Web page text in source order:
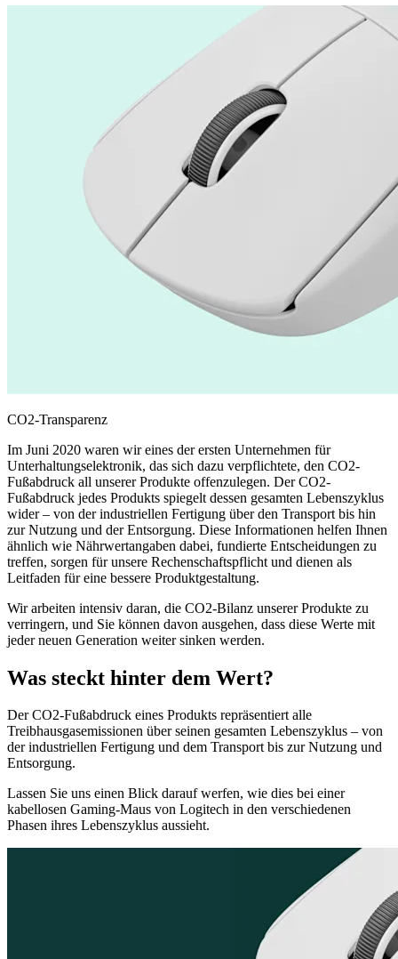
CO2-Transparenz
Im Juni 2020 waren wir eines der ersten Unternehmen für
Unterhaltungselektronik, das sich dazu verpflichtete, den CO2-
Fußabdruck all unserer Produkte offenzulegen. Der CO2-
Fußabdruck jedes Produkts spiegelt dessen gesamten Lebenszyklus
wider – von der industriellen Fertigung über den Transport bis hin
zur Nutzung und der Entsorgung. Diese Informationen helfen Ihnen
ähnlich wie Nährwertangaben dabei, fundierte Entscheidungen zu
treffen, sorgen für unsere Rechenschaftspflicht und dienen als
Leitfaden für eine bessere Produktgestaltung.
Wir arbeiten intensiv daran, die CO2-Bilanz unserer Produkte zu
verringern, und Sie können davon ausgehen, dass diese Werte mit
jeder neuen Generation weiter sinken werden.
Was steckt hinter dem Wert?
Der CO2-Fußabdruck eines Produkts repräsentiert alle
Treibhausgasemissionen über seinen gesamten Lebenszyklus – von
der industriellen Fertigung und dem Transport bis zur Nutzung und
Entsorgung.
Lassen Sie uns einen Blick darauf werfen, wie dies bei einer
kabellosen Gaming-Maus von Logitech in den verschiedenen
Phasen ihres Lebenszyklus aussieht.